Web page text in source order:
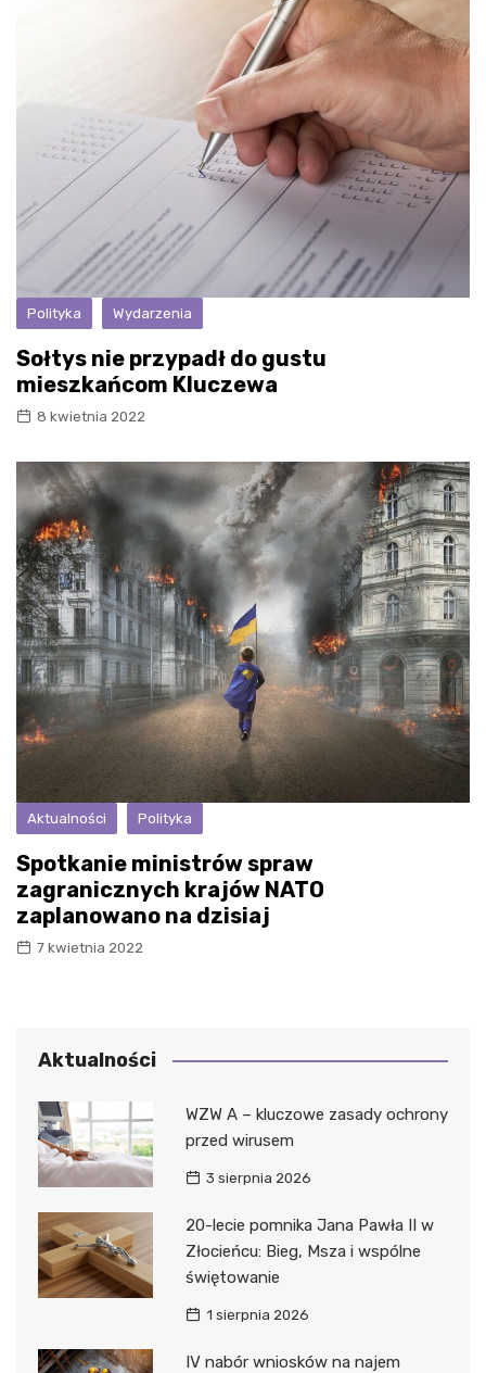
Polityka Wydarzenia
Sołtys nie przypadł do gustu
mieszkańcom Kluczewa
8 kwietnia 2022
Aktualności Polityka
Spotkanie ministrów spraw
zagranicznych krajów NATO
zaplanowano na dzisiaj
7 kwietnia 2022
Aktualności
WZW A – kluczowe zasady ochrony
przed wirusem
3 sierpnia 2026
20-lecie pomnika Jana Pawła II w
Złocieńcu: Bieg, Msza i wspólne
świętowanie
1 sierpnia 2026
IV nabór wniosków na najem